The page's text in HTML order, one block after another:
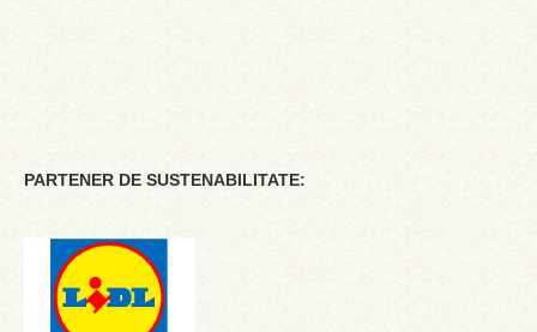
PARTENER DE SUSTENABILITATE: